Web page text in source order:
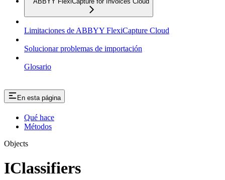
Limitaciones de ABBYY FlexiCapture Cloud
Solucionar problemas de importación
Glosario
En esta página
Qué hace
Métodos
Objects
IClassifiers